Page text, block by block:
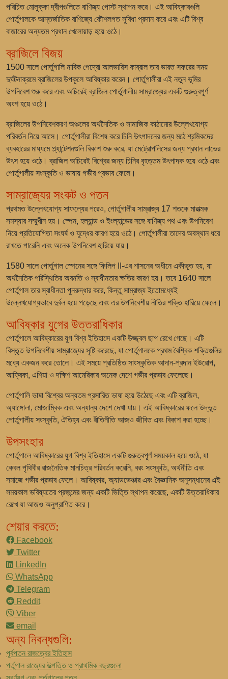
পরিচিত মোলুক্কা দ্বীপগুলিতে বাণিজ্য পোস্ট স্থাপন করে। এই আবিষ্কারগুলি
পোর্তুগালকে আন্তর্জাতিক বাণিজ্যে কৌশলগত সুবিধা প্রদান করে এবং এটি বিশ্ব
বাজারের অন্যতম প্রধান খেলোয়াড় হয়ে ওঠে।
ব্রাজিলে বিজয়
1500 সালে পোর্তুগালি নাবিক পেদ্রো আলভারিস কাব্রাল তার ভারত সফরের সময়
দুর্ঘটনাক্রমে ব্রাজিলের উপকূলে আবিষ্কার করেন। পোর্তুগালীরা এই নতুন ভূমির
উপনিবেশ শুরু করে এবং অচিরেই ব্রাজিল পোর্তুগালীয় সাম্রাজ্যের একটি গুরুত্বপূর্ণ
অংশ হয়ে ওঠে।
ব্রাজিলের উপনিবেশকরণ অঞ্চলের অর্থনৈতিক ও সামাজিক কাঠামোর উল্লেখযোগ্য
পরিবর্তন নিয়ে আসে। পোর্তুগালীরা বিশেষ করে চিনি উৎপাদনের জন্য মঠে শ্রমিকদের
ব্যবহারের মাধ্যমে প্ল্যান্টেশনগুলি বিকাশ শুরু করে, যা মেট্রোপলিসের জন্য প্রধান লাভের
উৎস হয়ে ওঠে। ব্রাজিল অচিরেই বিশ্বের জন্য চিনির বৃহত্তম উৎপাদক হয়ে ওঠে এবং
পোর্তুগালীয় সংস্কৃতি ও ভাষায় গভীর প্রভাব ফেলে।
সাম্রাজ্যের সংকট ও পতন
প্রথমত উল্লেখযোগ্য সাফল্যের পরেও, পোর্তুগালীয় সাম্রাজ্য 17 শতকে মারাত্মক
সমস্যার সম্মুখীন হয়। স্পেন, হল্যান্ড ও ইংল্যান্ডের সঙ্গে বাণিজ্য পথ এবং উপনিবেশ
নিয়ে প্রতিযোগিতা সংঘর্ষ ও যুদ্ধের কারণ হয়ে ওঠে। পোর্তুগালীরা তাদের অবস্থান ধরে
রাখতে পারেনি এবং অনেক উপনিবেশ হারিয়ে যায়।
1580 সালে পোর্তুগাল স্পেনের সঙ্গে ফিলিপ II-এর শাসনের অধীনে একীভূত হয়, যা
অর্থনৈতিক পরিস্থিতির অবনতি ও স্বাধীনতার ক্ষতির কারণ হয়। তবে 1640 সালে
পোর্তুগাল তার স্বাধীনতা পুনরুদ্ধার করে, কিন্তু সাম্রাজ্য ইতোমধ্যেই
উল্লেখযোগ্যভাবে দুর্বল হয়ে পড়েছে এবং এর উপনিবেশীয় নীতির শক্তি হারিয়ে ফেলে।
আবিষ্কার যুগের উত্তরাধিকার
পোর্তুগালে আবিষ্কারের যুগ বিশ্ব ইতিহাসে একটি উজ্জ্বল ছাপ রেখে গেছে। এটি
বিস্তৃত উপনিবেশীয় সাম্রাজ্যের সৃষ্টি করেছে, যা পোর্তুগালকে প্রথম বৈশ্বিক শক্তিগুলির
মধ্যে একজন করে তোলে। এই সময়ে প্রতিষ্ঠিত সাংস্কৃতিক আদান-প্রদান ইউরোপ,
আফ্রিকা, এশিয়া ও দক্ষিণ আমেরিকার অনেক দেশে গভীর প্রভাব ফেলেছে।
পোর্তুগালি ভাষা বিশ্বের অন্যতম প্রসারিত ভাষা হয়ে উঠেছে এবং এটি ব্রাজিল,
অ্যাঙ্গোলা, মোজাম্বিক এবং অন্যান্য দেশে দেখা যায়। এই আবিষ্কারের ফলে উদ্ভূত
পোর্তুগালীয় সংস্কৃতি, ঐতিহ্য এবং রীতিনীতি আজও জীবিত এবং বিকাশ করা হচ্ছে।
উপসংহার
পোর্তুগালে আবিষ্কারের যুগ বিশ্ব ইতিহাসে একটি গুরুত্বপূর্ণ সময়কাল হয়ে ওঠে, যা
কেবল পৃথিবীর রাজনৈতিক মানচিত্র পরিবর্তন করেনি, বরং সংস্কৃতি, অর্থনীতি এবং
সমাজে গভীর প্রভাব ফেলে। আবিষ্কার, অ্যাডভেঞ্চার এবং বৈজ্ঞানিক অনুসন্ধানের এই
সময়কাল ভবিষ্যতের প্রজন্মের জন্য একটি ভিত্তি স্থাপন করেছে, একটি উত্তরাধিকার
রেখে যা আজও অনুপ্রাণিত করে।
শেয়ার করতে:
Facebook
Twitter
LinkedIn
WhatsApp
Telegram
Reddit
Viber
email
অন্য নিবন্ধগুলি:
পূর্বপতন রাজত্বের ইতিহাস
পর্তুগাল রাজ্যের উত্পত্তি ও প্রাথমিক বছরগুলো